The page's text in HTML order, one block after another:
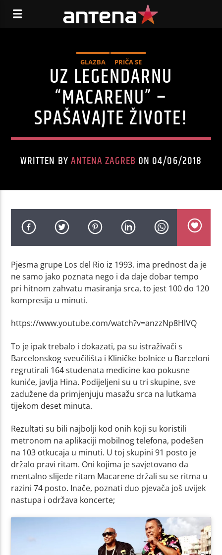
GLAZBA PRIČA SE
UZ LEGENDARNU
“MACARENU” –
SPAŠAVAJTE ŽIVOTE!
WRITTEN BYANTENA ZAGREB ON 04/06/2018
Pjesma grupe Los del Rio iz 1993. ima prednost da je
ne samo jako poznata nego i da daje dobar tempo
pri hitnom zahvatu masiranja srca, to jest 100 do 120
kompresija u minuti.
https://www.youtube.com/watch?v=anzzNp8HlVQ
To je ipak trebalo i dokazati, pa su istraživači s
Barcelonskog sveučilišta i Kliničke bolnice u Barceloni
regrutirali 164 studenata medicine kao pokusne
kuniće, javlja Hina. Podijeljeni su u tri skupine, sve
zadužene da primjenjuju masažu srca na lutkama
tijekom deset minuta.
Rezultati su bili najbolji kod onih koji su koristili
metronom na aplikaciji mobilnog telefona, podešen
na 103 otkucaja u minuti. U toj skupini 91 posto je
držalo pravi ritam. Oni kojima je savjetovano da
mentalno slijede ritam Macarene držali su se ritma u
razini 74 posto. Inače, poznati duo pjevača još uvijek
nastupa i održava koncerte;